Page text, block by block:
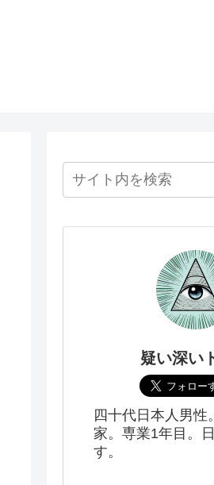
疑い深い
四十代日本人男性
家。専業1年目。
す。